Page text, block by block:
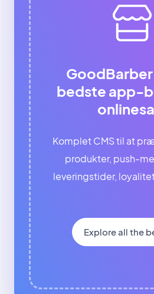
bedste app-
Komplet CMS til at
produkter, push-
leveringstider,
Explore all the